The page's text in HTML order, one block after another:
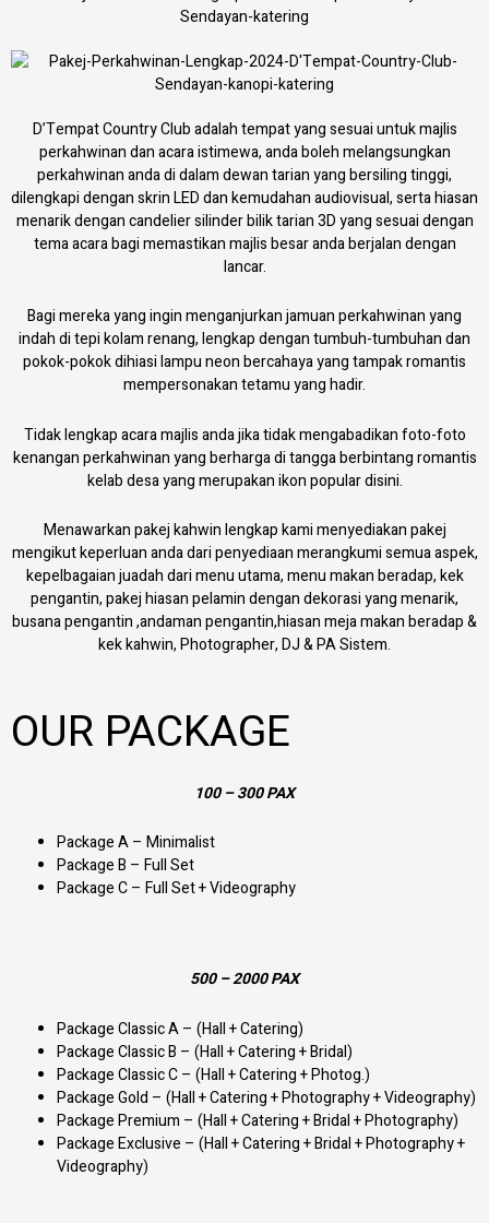
D’Tempat Country Club adalah tempat yang sesuai untuk majlis
perkahwinan dan acara istimewa, anda boleh melangsungkan
perkahwinan anda di dalam dewan tarian yang bersiling tinggi,
dilengkapi dengan skrin LED dan kemudahan audiovisual, serta hiasan
menarik dengan candelier silinder bilik tarian 3D yang sesuai dengan
tema acara bagi memastikan majlis besar anda berjalan dengan
lancar.
Bagi mereka yang ingin menganjurkan jamuan perkahwinan yang
indah di tepi kolam renang, lengkap dengan tumbuh-tumbuhan dan
pokok-pokok dihiasi lampu neon bercahaya yang tampak romantis
mempersonakan tetamu yang hadir.
Tidak lengkap acara majlis anda jika tidak mengabadikan foto-foto
kenangan perkahwinan yang berharga di tangga berbintang romantis
kelab desa yang merupakan ikon popular disini.
Menawarkan pakej kahwin lengkap kami menyediakan pakej
mengikut keperluan anda dari penyediaan merangkumi semua aspek,
kepelbagaian juadah dari menu utama, menu makan beradap, kek
pengantin, pakej hiasan pelamin dengan dekorasi yang menarik,
busana pengantin ,andaman pengantin,hiasan meja makan beradap &
kek kahwin, Photographer, DJ & PA Sistem.
OUR PACKAGE
100 – 300 PAX
Package A – Minimalist
Package B – Full Set
Package C – Full Set + Videography
500 – 2000 PAX
Package Classic A – (Hall + Catering)
Package Classic B – (Hall + Catering + Bridal)
Package Classic C – (Hall + Catering + Photog.)
Package Gold – (Hall + Catering + Photography + Videography)
Package Premium – (Hall + Catering + Bridal + Photography)
Package Exclusive – (Hall + Catering + Bridal + Photography +
Videography)